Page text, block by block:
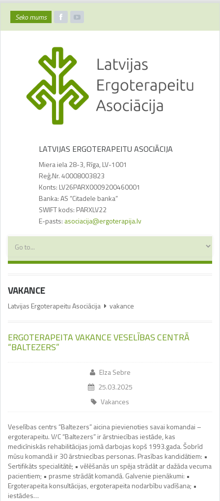
Seko mums
LATVIJAS ERGOTERAPEITU ASOCIĀCIJA
Miera iela 28-3, Rīga, LV-1001
Reģ.Nr. 40008003823
Konts: LV26PARX0009200460001
Banka: AS “Citadele banka”
SWIFT kods: PARXLV22
E-pasts: asociacija@ergoterapija.lv
VAKANCE
Latvijas Ergoterapeitu Asociācija vakance
ERGOTERAPEITA VAKANCE VESELĪBAS CENTRĀ
“BALTEZERS”
Elza Sebre
25.03.2025
Vakances
Veselības centrs “Baltezers” aicina pievienoties savai komandai –
ergoterapeitu. V/C “Baltezers” ir ārstniecības iestāde, kas
medicīniskās rehabilitācijas jomā darbojas kopš 1993.gada. Šobrīd
mūsu komandā ir 30 ārstniecības personas. Prasības kandidātiem: •
Sertifikāts specialitātē; • vēlēšanās un spēja strādāt ar dažāda vecuma
pacientiem; • prasme strādāt komandā. Galvenie pienākumi: •
Ergoterapeita konsultācijas, ergoterapeita nodarbību vadīšana; •
iestādes…